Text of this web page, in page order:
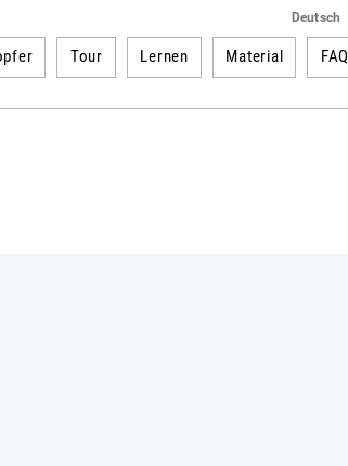
Deutsch
Tour Lernen Material FAQ